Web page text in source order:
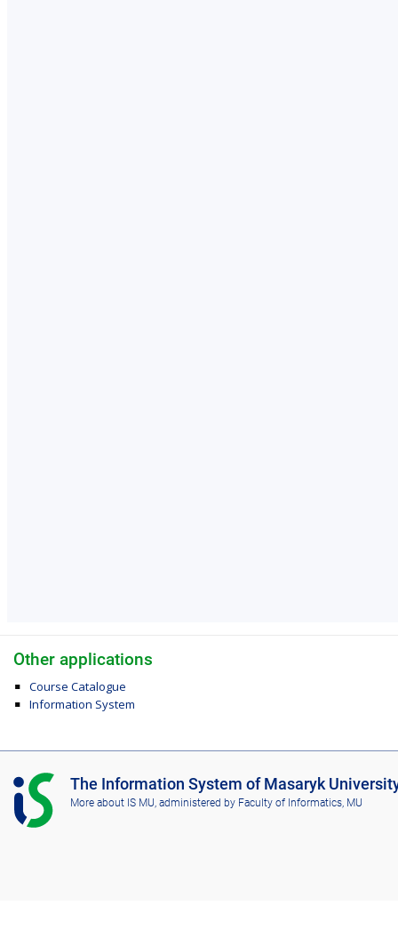
Other applications
Course Catalogue
Information System
I
S
M
The Information System of Masaryk
More about IS MU , administered by Faculty of Informatics, MU